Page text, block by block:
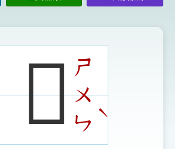
搜
示
搜
鍵
圖
𥋰ㄕ
ㄨ
ㄣ
ˋ